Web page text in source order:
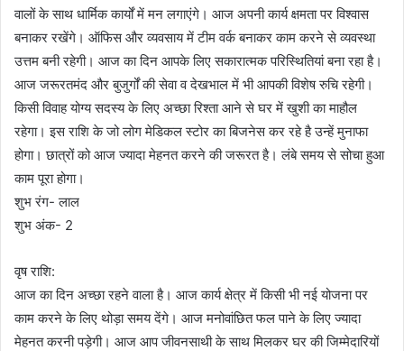
वालों के साथ धार्मिक कार्यों में मन लगाएंगे। आज अपनी कार्य क्षमता पर विश्वास
बनाकर रखेंगे। ऑफिस और व्यवसाय में टीम वर्क बनाकर काम करने से व्यवस्था
उत्तम बनी रहेगी। आज का दिन आपके लिए सकारात्मक परिस्थितियां बना रहा है।
आज जरूरतमंद और बुजुर्गों की सेवा व देखभाल में भी आपकी विशेष रुचि रहेगी।
किसी विवाह योग्य सदस्य के लिए अच्छा रिश्ता आने से घर में खुशी का माहौल
रहेगा। इस राशि के जो लोग मेडिकल स्टोर का बिजनेस कर रहे है उन्हें मुनाफा
होगा। छात्रों को आज ज्यादा मेहनत करने की जरूरत है। लंबे समय से सोचा हुआ
काम पूरा होगा।
शुभ रंग- लाल
शुभ अंक- 2
वृष राशि:
आज का दिन अच्छा रहने वाला है। आज कार्य क्षेत्र में किसी भी नई योजना पर
काम करने के लिए थोड़ा समय देंगे। आज मनोवांछित फल पाने के लिए ज्यादा
मेहनत करनी पड़ेगी। आज आप जीवनसाथी के साथ मिलकर घर की जिम्मेदारियों